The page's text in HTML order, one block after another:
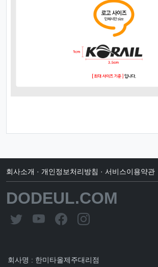
회사소개 · 개인정보처리방침 · 서비스이용약관
DODEUL.COM
회사명 : 한미타올제주대리점